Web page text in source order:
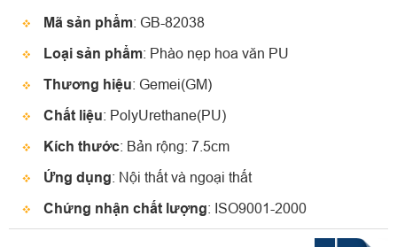
Mã sản phẩm: GB-82038
Loại sản phẩm: Phào nẹp hoa văn PU
Thương hiệu: Gemei(GM)
Chất liệu: PolyUrethane(PU)
Kích thước: Bản rộng: 7.5cm
Ứng dụng: Nội thất và ngoại thất
Chứng nhận chất lượng: ISO9001-2000